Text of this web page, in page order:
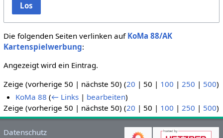
Los
Die folgenden Seiten verlinken auf KoMa 88/AK
Kartenspielwerbung:
Angezeigt wird ein Eintrag.
Zeige (vorherige 50 | nächste 50) (20 | 50 | 100 | 250 | 500)
KoMa 88 (← Links | bearbeiten)
Zeige (vorherige 50 | nächste 50) (20 | 50 | 100 | 250 | 500)
Datenschutz